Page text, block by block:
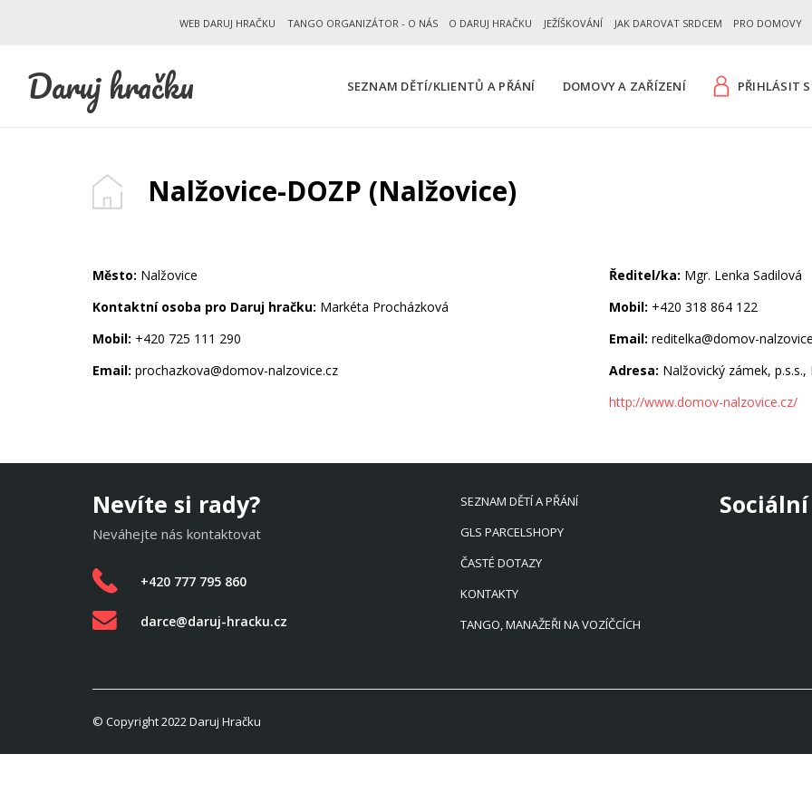
WEB DARUJ HRAČKU TANGO ORGANIZÁTOR - O NÁS O DARUJ HRAČKU JEŽÍŠKOVÁNÍ JAK DAROVAT SRDCEM PRO DOMOVY
Daruj hračku SEZNAM DĚTÍ/KLIENTŮ A PŘÁNÍ DOMOVY A ZAŘÍZENÍ PŘIHLÁSIT
Nalžovice-DOZP (Nalžovice)
Město: Nalžovice
Kontaktní osoba pro Daruj hračku: Markéta Procházková
Mobil: +420 725 111 290
Email: prochazkova@domov-nalzovice.cz
Ředitel/ka: Mgr. Lenka Sadilová
Mobil: +420 318 864 122
Email: reditelka@domov-
Adresa: Nalžovický zámek,
http://www.domov-nalzovice.cz/
Nevíte si rady?
Neváhejte nás kontaktovat
+420 777 795 860
darce@daruj-hracku.cz
SEZNAM DĚTÍ A PŘÁNÍ
GLS PARCELSHOPY
ČASTÉ DOTAZY
KONTAKTY
TANGO, MANAŽEŘI NA VOZÍČCÍCH
© Copyright 2022 Daruj Hračku